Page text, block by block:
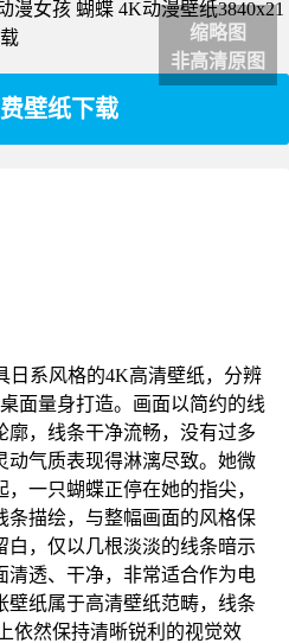
缩略图
非高清原图
壁纸下载
日系风格的4K高清壁纸，分辨
面量身打造。画面以简约的线
廓，线条干净流畅，没有过多
动气质表现得淋漓尽致。她微
一只蝴蝶正停在她的指尖，
条描绘，与整幅画面的风格保
白，仅以几根淡淡的线条暗示
清透、干净，非常适合作为电
壁纸属于高清壁纸范畴，线条
依然保持清晰锐利的视觉效